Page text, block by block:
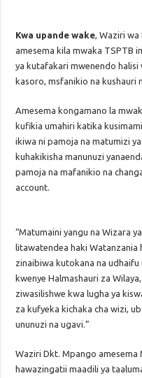
Kwa upande wake, Waziri wa
amesema kila mwaka TSPTB
ya kutafakari mwenendo halisi
kasoro, msfanikio na kushauri
Amesema kongamano la
kufikia umahiri katika
ikiwa ni pamoja na matumizi
kuhakikisha manunuzi
pamoja na mafanikio na
account.
“Matumaini yangu na Wizara
litawatendea haki Watanzania
zinaibiwa kutokana na
kwenye Halmashauri za
ziwasilishwe kwa lugha ya
za kufyeka kichaka cha wizi,
ununuzi na ugavi.”
Waziri Dkt. Mpango amesema
hawazingatii maadili ya